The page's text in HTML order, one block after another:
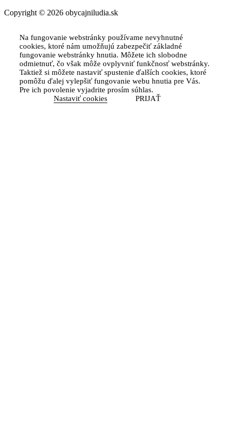
Copyright © 2026 obycajniludia.sk
Na fungovanie webstránky používame nevyhnutné
cookies, ktoré nám umožňujú zabezpečiť základné
fungovanie webstránky hnutia. Môžete ich slobodne
odmietnuť, čo však môže ovplyvniť funkčnosť webstránky.
Taktiež si môžete nastaviť spustenie ďalších cookies, ktoré
pomôžu ďalej vylepšiť fungovanie webu hnutia pre Vás.
Pre ich povolenie vyjadrite prosím súhlas.
Nastaviť cookies
PRIJAŤ